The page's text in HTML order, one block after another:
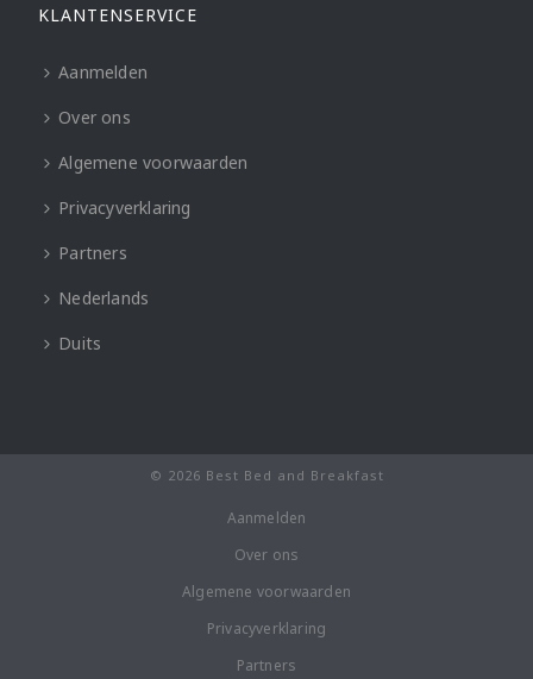
KLANTENSERVICE
Aanmelden
Over ons
Algemene voorwaarden
Privacyverklaring
Partners
Nederlands
Duits
© 2026 Best Bed and Breakfast
Aanmelden
Over ons
Algemene voorwaarden
Privacyverklaring
Partners